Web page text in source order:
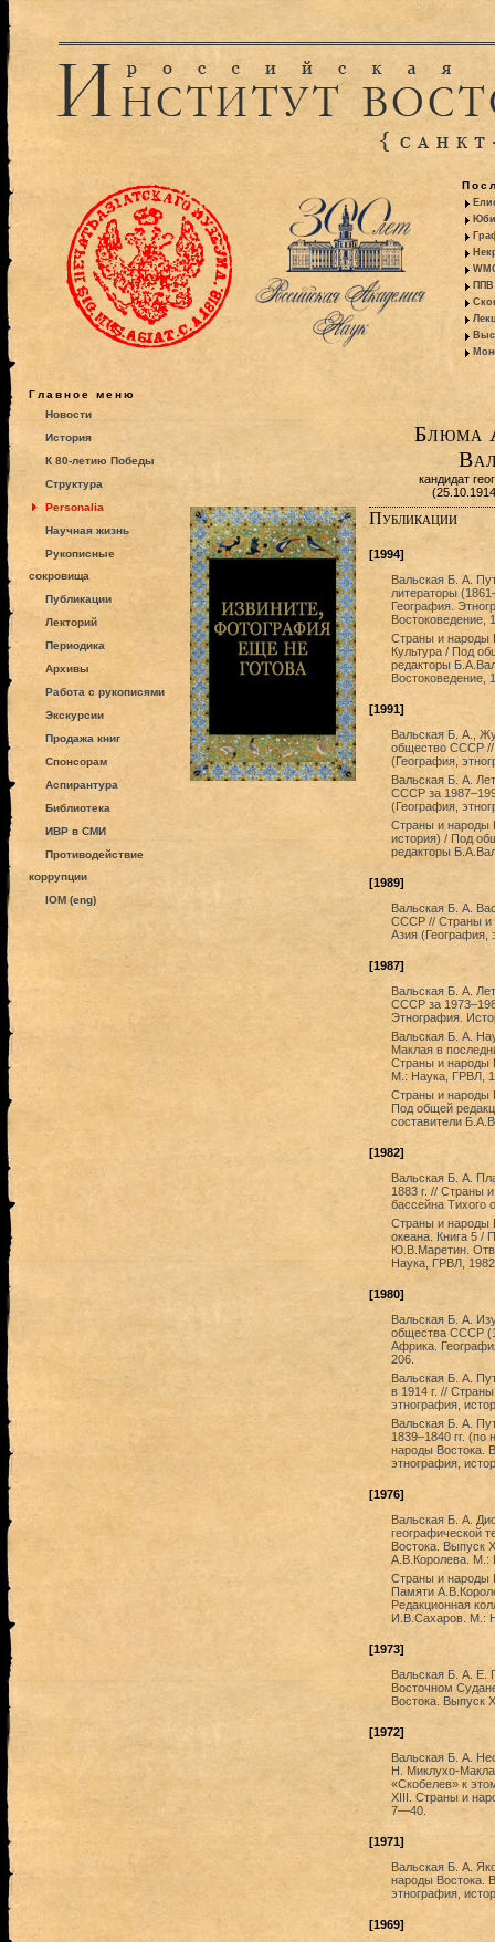
ППВ
Главное меню
Новости
История
К 80-летию Победы
Структура
Personalia
Научная жизнь
Рукописные
сокровища
Публикации
Лекторий
Периодика
Архивы
Работа с рукописями
Экскурсии
Продажа книг
Спонсорам
Аспирантура
Библиотека
ИВР в СМИ
Противодействие
коррупции
IOM (eng)
Блюма
кандидат
Публикации
[1994]
Вальская Б. А.
литераторы
География.
Востоковедение,
Страны и народы
Культура / Под
редакторы
Востоковедение,
[1991]
Вальская Б. А.,
общество СССР //
(География,
Вальская Б. А.
СССР за
(География,
Страны и народы
история) / Под
редакторы
[1989]
Вальская Б. А.
СССР // Страны и
Азия
[1987]
Вальская Б. А.
СССР за
Этнография.
Вальская Б. А.
Маклая в
Страны и народы
М.: Наука, ГРВЛ,
Страны и народы
Под общей
составители
[1982]
Вальская Б. А.
1883 г. // Страны
бассейна Тихого
Страны и народы
океана. Книга 5 /
Ю.В.Маретин.
Наука, ГРВЛ,
[1980]
Вальская Б. А.
общества СССР
Африка.
206.
Вальская Б. А.
в 1914 г. //
этнография,
Вальская Б. А.
1839–1840 гг.
народы Востока.
этнография,
[1976]
Вальская Б. А.
географической
Востока. Выпуск
А.В.Королева. М.:
Страны и народы
Памяти
Редакционная
И.В.Сахаров. М.:
[1973]
Вальская Б. А. Е.
Восточном
Востока. Выпуск
[1972]
Вальская Б. А.
Н. Миклухо-
«Скобелев» к
XIII. Страны и
7—40.
[1971]
Вальская Б. А.
народы Востока.
этнография,
[1969]